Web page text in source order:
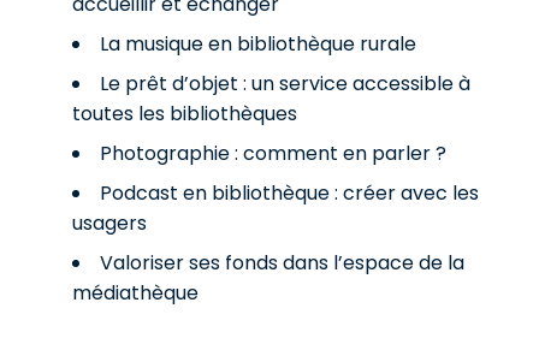
La musique en bibliothèque rurale
Le prêt d’objet : un service accessible à
toutes les bibliothèques
Photographie : comment en parler ?
Podcast en bibliothèque : créer avec les
usagers
Valoriser ses fonds dans l’espace de la
médiathèque